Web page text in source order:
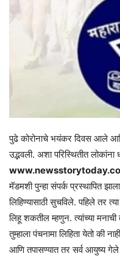
पुढे कोरोनाचे भयंकर दिवस आले
उद्भवली. अशा परिस्थितीत
मॅडमशी पुन्हा संपर्क प्रस्थापित
लिहिण्यासाठी सुचविले. पहिले तर
लिहू शकतील म्हणुन. त्यांच्या मनाची
तुम्हाला पंचनामा लिहिता येतो की
आणि तपासण्यात तर सर्व आयुष्य